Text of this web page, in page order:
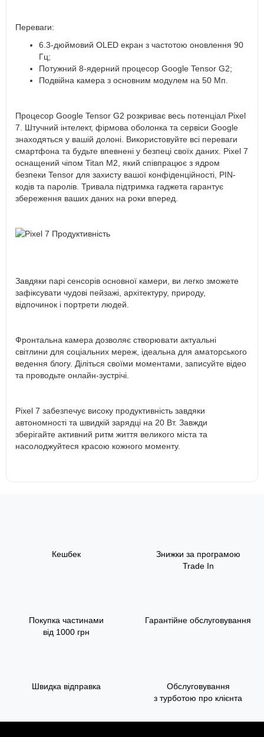
Переваги:
6.3-дюймовий OLED екран з частотою оновлення 90
Гц;
Потужний 8-ядерний процесор Google Tensor G2;
Подвійна камера з основним модулем на 50 Мп.
Процесор Google Tensor G2 розкриває весь потенціал Pixel
7. Штучний інтелект, фірмова оболонка та сервіси Google
знаходяться у вашій долоні. Використовуйте всі переваги
смартфона та будьте впевнені у безпеці своїх даних. Pixel 7
оснащений чіпом Titan M2, який співпрацює з ядром
безпеки Tensor для захисту вашої конфіденційності, PIN-
кодів та паролів. Тривала підтримка гаджета гарантує
збереження ваших даних на роки вперед.
Завдяки парі сенсорів основної камери, ви легко зможете
зафіксувати чудові пейзажі, архітектуру, природу,
відпочинок і портрети людей.
Фронтальна камера дозволяє створювати актуальні
світлини для соціальних мереж, ідеальна для аматорського
ведення блогу. Діліться своїми моментами, записуйте відео
та проводьте онлайн-зустрічі.
Pixel 7 забезпечує високу продуктивність завдяки
автономності та швидкій зарядці на 20 Вт. Завжди
зберігайте активний ритм життя великого міста та
насолоджуйтеся красою кожного моменту.
Кешбек
Знижки за програмою
Trade In
Покупка частинами
від 1000 грн
Гарантійне обслуговування
Швидка відправка
Обслуговування
з турботою про клієнта